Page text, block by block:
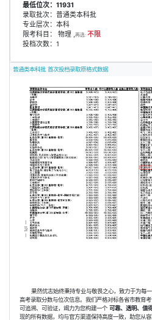
最低位次：11931
录取批次：普通类本科批
专业层次：本科
限考科目： 物理 ,再选: 不限
投档次数：1
普通类本科批 首次投档录取原格式数据
果然优志始终秉持专业与敬畏之心，致力于为每
高考录取分数与位次信息。我们严格对标各省市教育
可追溯、可验证，竭力为您构建一个 可靠、透明、值
现的所有数据，均与官方渠道保持高度一致，助您从容